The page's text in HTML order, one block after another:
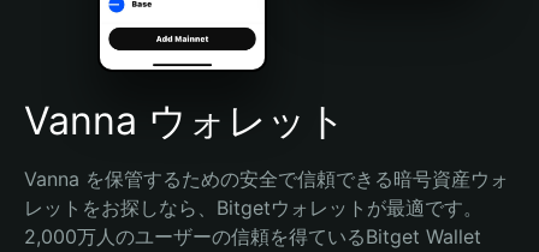
Português (Brasil)
Español (Argentina)
Vanna ウォレット
Vanna を保管するための安全で信頼できる暗号資産ウォ
レットをお探しなら、Bitgetウォレットが最適です。
2,000万人のユーザーの信頼を得ているBitget Wallet